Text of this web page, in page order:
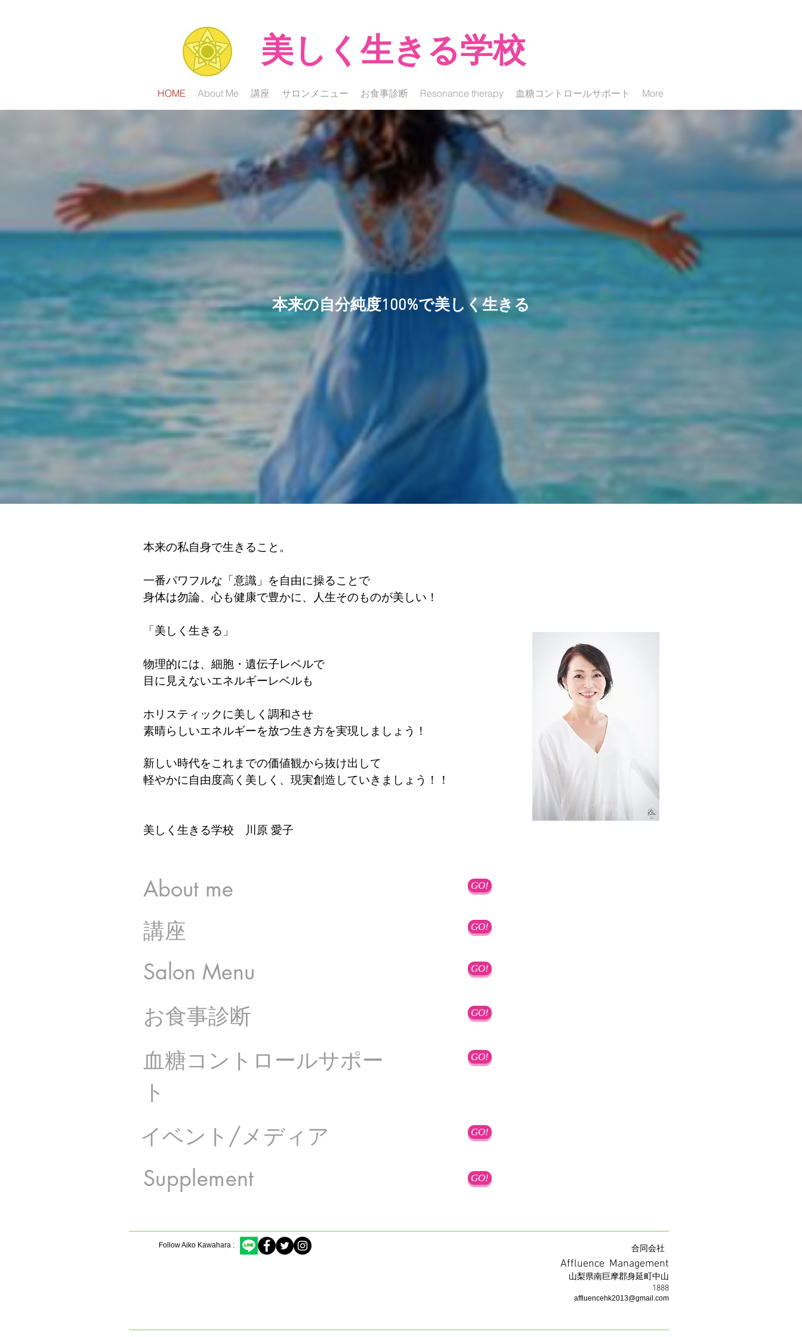
​美しく生きる学校
HOME About Me 講座 サロンメニュー お食事診断 Resonance therapy 血糖コントロールサポート More
本来の自分純度100%で美しく生きる
本来の私自身で生きること。
一番パワフルな「意識」を自由に操ることで
身体は勿論、心も健康で豊かに、人生そのものが美しい！
「美しく生きる」
物理的には、細胞・遺伝子レベルで
目に見えないエネルギーレベルも
ホリスティックに美しく調和させ
素晴らしいエネルギーを放つ生き方を実現しましょう！
新しい時代をこれまでの価値観から抜け出して
軽やかに自由度高く美しく、現実創造していきましょう！！
美しく生きる学校 川原 愛子
​About me GO!
​講座 GO!
​Salon Menu GO!
​お食事診断 GO!
​血糖コントロールサポー
ト
GO!
GO!
イベント/メディア
Supplement
GO!
Follow Aiko Kawahara : 合同会社
Affluence Management
​山梨県南巨摩郡身延町中山
1888
affluencehk2013@gmail.com